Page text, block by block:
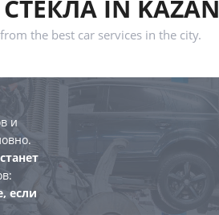
IN KAZAN
the best car services in the city.
и
если